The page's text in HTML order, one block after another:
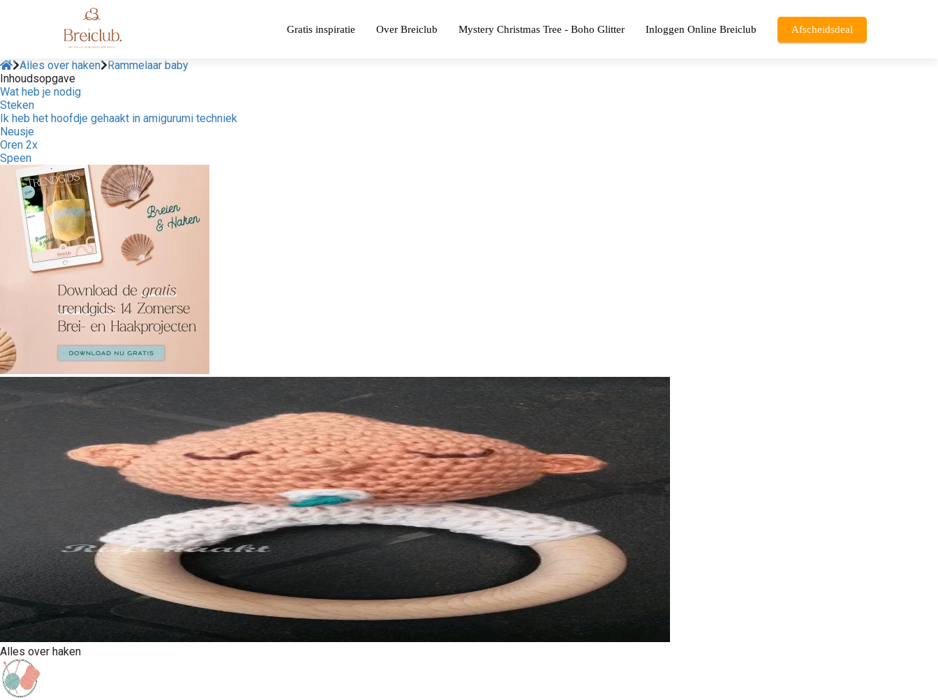
Gratis inspiratie Over Breiclub Mystery Christmas Tree - Boho Glitter Inloggen Online Breiclub Afscheidsdeal
Alles over haken
Rammelaar baby
Inhoudsopgave
Wat heb je nodig
Steken
Ik heb het hoofdje gehaakt in amigurumi techniek
Neusje
Oren 2x
Speen
Alles over haken